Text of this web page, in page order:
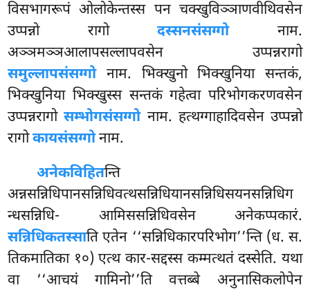
विसभागरूपं ओलोकेन्तस्स पन चक्खुविञ्ञाणवीथिवसेन
उप्पन्नो रागोदस्सनसंसग्गोनाम.
अञ्ञमञ्ञआलापसल्लापवसेन उप्पन्नरागो
समुल्लापसंसग्गोनाम. भिक्खुनो भिक्खुनिया सन्तकं,
भिक्खुनिया भिक्खुस्स सन्तकं गहेत्वा परिभोगकरणवसेन
उप्पन्नरागोसम्भोगसंसग्गोनाम. हत्थग्गाहादिवसेन उप्पन्नो
रागोकायसंसग्गोनाम.
अनेकविहितन्ति
अन्नसन्निधिपानसन्निधिवत्थसन्निधियानसन्निधिसयनसन्निधिग
न्धसन्निधि- आमिससन्निधिवसेन अनेकप्पकारं.
सन्निधिकतस्साति एतेन ‘‘सन्निधिकारपरिभोग’’न्ति (ध. स.
तिकमातिका १०) एत्थ कार-सद्दस्स कम्मत्थतं दस्सेति. यथा
वा ‘‘आचयं गामिनो’’ति वत्तब्बे अनुनासिकलोपेन